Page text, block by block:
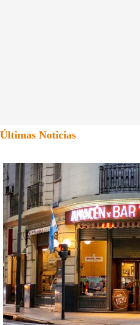
Últimas Noticias